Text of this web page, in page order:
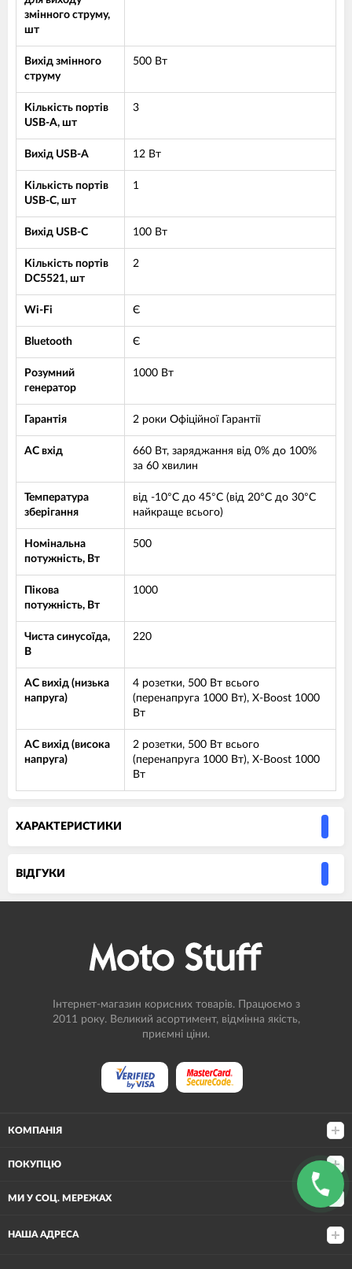
змінного струму,
шт
Вихід змінного
струму
500 Вт
Кількість портів
USB-A, шт
3
Вихід USB-A 12 Вт
Кількість портів
USB-C, шт
1
Вихід USB-C 100 Вт
Кількість портів
DC5521, шт
2
Wi-Fi Є
Bluetooth Є
Розумний
генератор
1000 Вт
Гарантія 2 роки Офіційної Гарантії
AC вхід
660 Вт, заряджання від 0% до 100%
за 60 хвилин
Температура
зберігання
від -10°C до 45°C (від 20°C до 30°C
найкраще всього)
Номінальна
потужність, Вт
500
Пікова
потужність, Вт
1000
Чиста синусоїда,
В
220
AC вихід (низька
напруга)
4 розетки, 500 Вт всього
(перенапруга 1000 Вт), X-Boost 1000
Вт
AC вихід (висока
напруга)
2 розетки, 500 Вт всього
(перенапруга 1000 Вт), X-Boost 1000
Вт
ХАРАКТЕРИСТИКИ
ВIДГУКИ
Інтернет-магазин корисних товарів. Працюємо з
2011 року. Великий асортимент, відмінна якість,
приємні ціни.
КОМПАНІЯ
ПОКУПЦЮ
МИ У СОЦ. МЕРЕЖАХ
НАША АДРЕСА